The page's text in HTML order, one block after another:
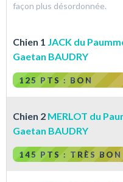
façon plus désordonnée.
Chien 1 JACK du
Gaetan BAUDRY
125 PTS : BON
Chien 2 MERLOT du
Gaetan BAUDRY
145 PTS : TRÈS BON